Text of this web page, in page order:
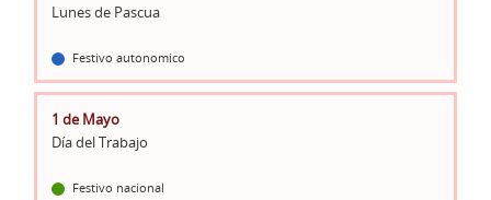
Lunes de Pascua
Festivo autonomico
1 de Mayo
Día del Trabajo
Festivo nacional